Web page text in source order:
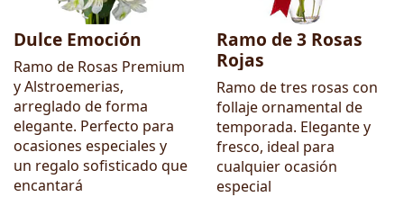
Dulce Emoción
Ramo de Rosas Premium
y Alstroemerias,
arreglado de forma
elegante. Perfecto para
ocasiones especiales y
un regalo sofisticado que
encantará
Ramo de 3 Rosas
Rojas
Ramo de tres rosas con
follaje ornamental de
temporada. Elegante y
fresco, ideal para
cualquier ocasión
especial